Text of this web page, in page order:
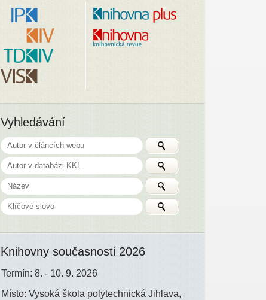
Vyhledávání
Knihovny současnosti 2026
Termín: 8. - 10. 9. 2026
Místo: Vysoká škola polytechnická Jihlava,